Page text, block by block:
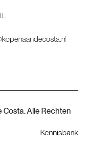
Alle Rechten
Kennisbank